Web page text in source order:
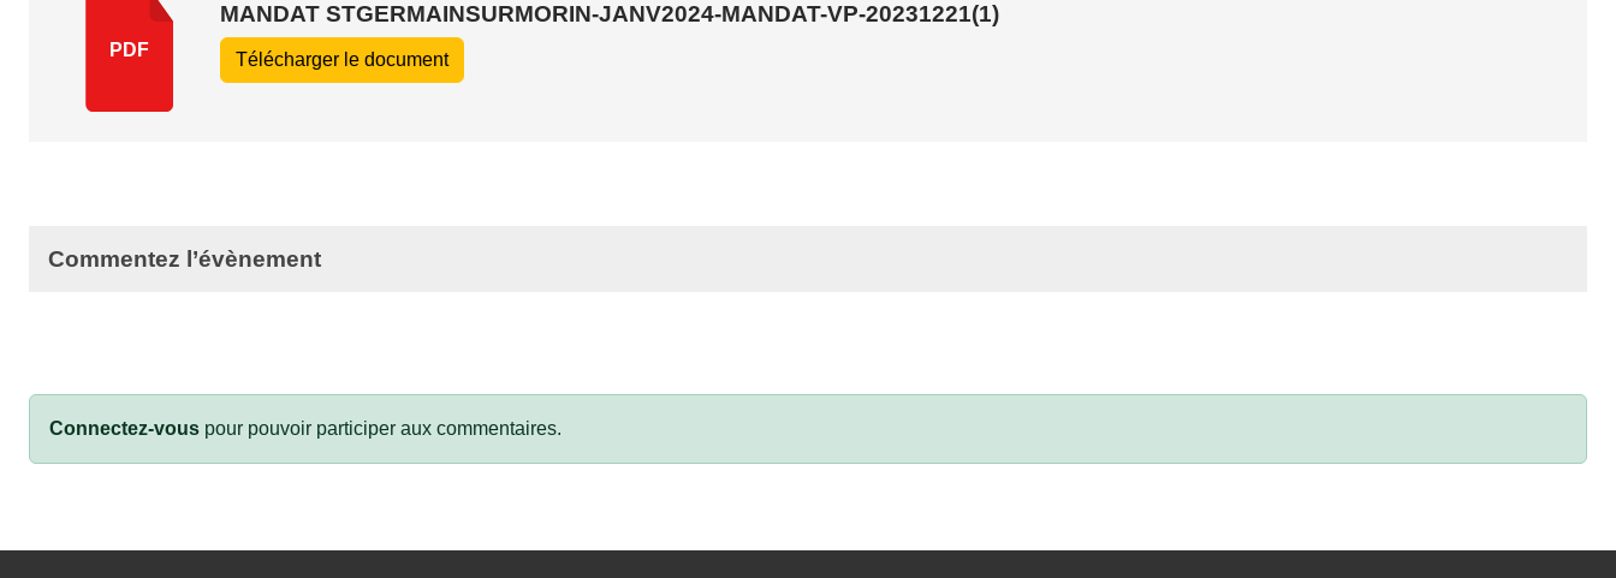
PDF
MANDAT STGERMAINSURMORIN-JANV2024-MANDAT-VP-20231221(1)
Télécharger le document
Commentez l’évènement
Connectez-vous pour pouvoir participer aux commentaires.